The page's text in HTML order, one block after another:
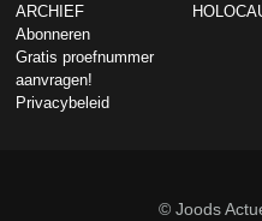
ARCHIEF
Abonneren
Gratis proefnummer
aanvragen!
Privacybeleid
© Joods